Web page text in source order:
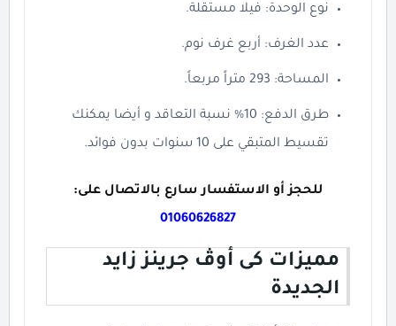
نوع الوحدة: فيلا مستقلة.
عدد الغرف: أربع غرف نوم.
المساحة: 293 متراً مربعاً.
طرق الدفع: 10% نسبة التعاقد و أيضا يمكنك
تقسيط المتبقي على 10 سنوات بدون فوائد.
للحجز أو الاستفسار سارع بالاتصال على:
01060626827
مميزات كى أوڤ جرينز زايد
الجديدة